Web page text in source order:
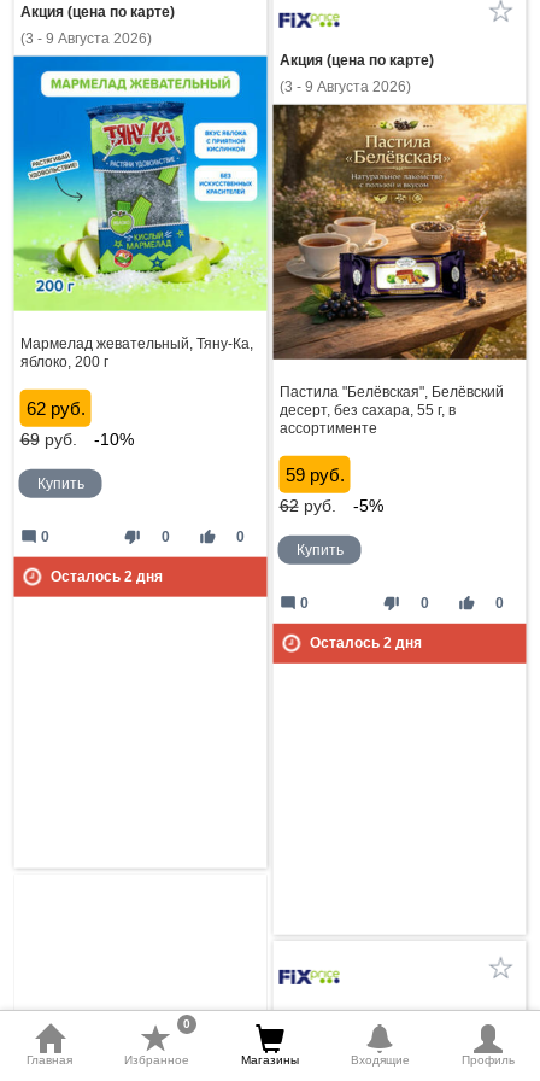
Акция (цена по карте)
(3 - 9 Августа 2026)
Мармелад жевательный, Тяну-Ка,
яблоко, 200 г
62 руб.
69руб. -10%
Купить
thumb_down 0 thumb_up 0
mode_comment 0
Осталось 2дня
Акция (цена по карте)
(3 - 9 Августа 2026)
Пастила "Белёвская", Белёвский
десерт, без сахара, 55 г, в
ассортименте
59 руб.
62руб. -5%
Купить
thumb_down 0 thumb_up 0
mode_comment 0
Осталось 2дня
(3 - 9 Августа 2026)
Главная Избранное
0
Магазины Входящие Профиль